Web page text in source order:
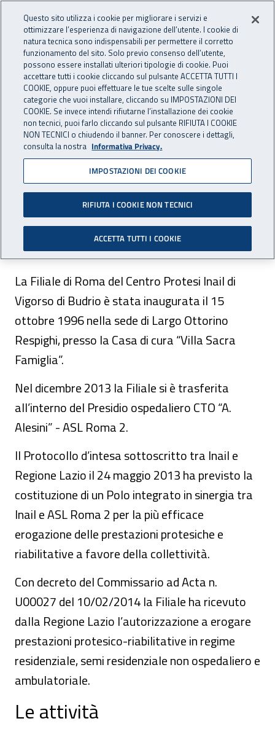
INAIL - Istituto Nazionale
Apri cerca
Navigazione principale
Navigazione - Ti trovi in:
Home Istituto Struttura organizzativa
Uffici Centrali
Centro Protesi Vigorso di Budrio
Centro Protesi - Filiale di Roma
Centro Protesi - Filiale di
La Filiale di Roma del Centro Protesi Inail di
Vigorso di Budrio è stata inaugurata il 15
ottobre 1996 nella sede di Largo Ottorino
Respighi, presso la Casa di cura “Villa Sacra
Famiglia”.
Nel dicembre 2013 la Filiale si è trasferita
all’interno del Presidio ospedaliero CTO “A.
Alesini” - ASL Roma 2.
Il Protocollo d’intesa sottoscritto tra Inail e
Regione Lazio il 24 maggio 2013 ha previsto la
costituzione di un Polo integrato in sinergia tra
Inail e ASL Roma 2 per la più efficace
erogazione delle prestazioni protesiche e
riabilitative a favore della collettività.
Con decreto del Commissario ad Acta n.
U00027 del 10/02/2014 la Filiale ha ricevuto
dalla Regione Lazio l’autorizzazione a erogare
prestazioni protesico-riabilitative in regime
residenziale, semi residenziale non ospedaliero e
ambulatoriale.
Le attività
Questo sito utilizza i cookie per migliorare i servizi e
ottimizzare l’esperienza di navigazione dell’utente. I cookie di
natura tecnica sono indispensabili per permettere il corretto
funzionamento del sito. Solo previo consenso dell’utente,
possono essere installati ulteriori tipologie di cookie. Puoi
accettare tutti i cookie cliccando sul pulsante ACCETTA TUTTI I
COOKIE, oppure puoi effettuare le tue scelte sulle singole
categorie che vuoi installare, cliccando su IMPOSTAZIONI DEI
COOKIE. Se invece intendi rifiutarne l’installazione dei cookie
non tecnici, puoi farlo cliccando sul pulsante RIFIUTA I COOKIE
NON TECNICI o chiudendo il banner. Per conoscere i dettagli,
consulta la nostra Informativa Privacy.
IMPOSTAZIONI DEI COOKIE
RIFIUTA I COOKIE NON TECNICI
ACCETTA TUTTI I COOKIE